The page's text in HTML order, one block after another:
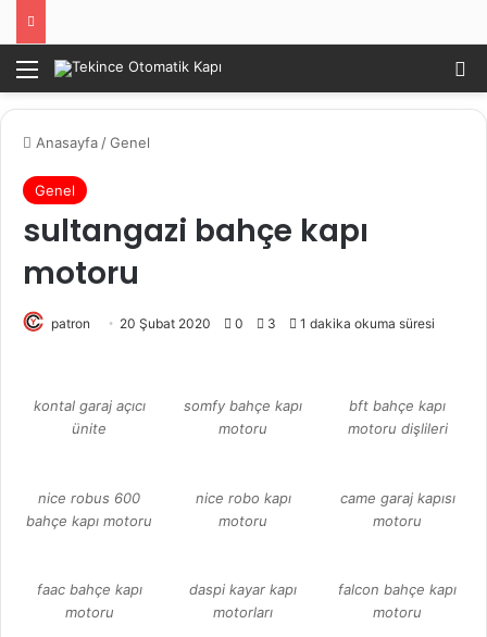
Menü
Anasayfa /Genel
Genel
sultangazi bahçe kapı
motoru
patron 20 Şubat 2020 0 3 1 dakika okuma süresi
kontal garaj açıcı
ünite
somfy bahçe kapı
motoru
bft bahçe kapı
motoru dişlileri
nice robus 600
bahçe kapı motoru
nice robo kapı
motoru
came garaj kapısı
motoru
faac bahçe kapı
motoru
daspi kayar kapı
motorları
falcon bahçe kapı
motoru